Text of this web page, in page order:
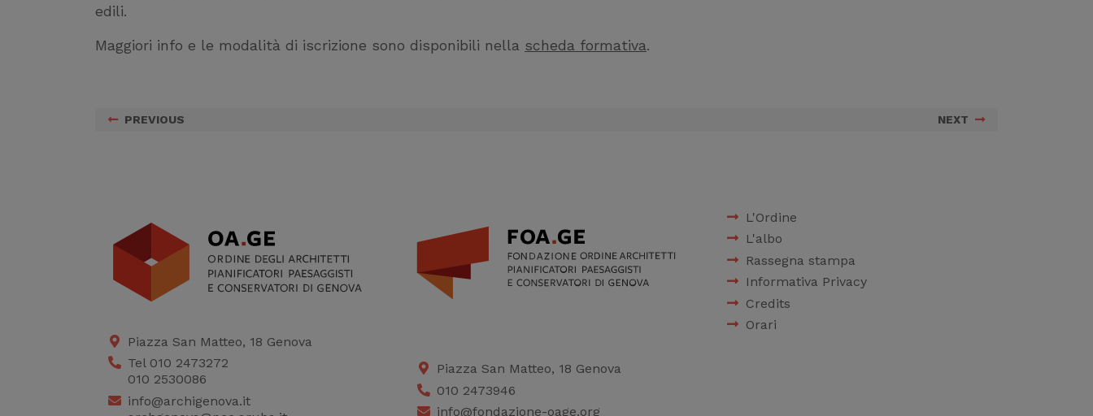
edili.
Maggiori info e le modalità di iscrizione sono disponibili nella scheda formativa.
PREVIOUS NEXT
Piazza San Matteo, 18 Genova
Tel 010 2473272
010 2530086
info@archigenova.it
Piazza San Matteo, 18 Genova
010 2473946
info@fondazione-oage.org
L'Ordine
L'albo
Rassegna stampa
Informativa Privacy
Credits
Orari